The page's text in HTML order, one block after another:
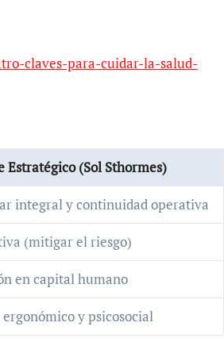
claves-para-cuidar-la-salud-
Estratégico (Sol Sthormes)
integral y continuidad operativa
(mitigar el riesgo)
en capital humano
y psicosocial